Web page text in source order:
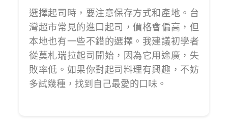
選擇起司時，要注意保存方式和產地。台
灣超市常見的進口起司，價格會偏高，但
本地也有一些不錯的選擇。我建議初學者
從莫札瑞拉起司開始，因為它用途廣，失
敗率低。如果你對起司料理有興趣，不妨
多試幾種，找到自己最愛的口味。